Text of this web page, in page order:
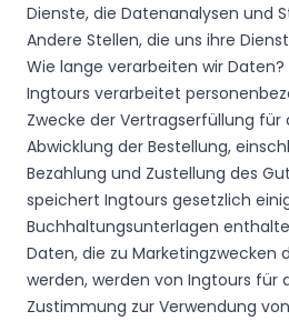
Dienste, die Datenanalysen und
Andere Stellen, die uns ihre
Wie lange verarbeiten wir Daten?
Ingtours verarbeitet
Zwecke der Vertragserfüllung
Abwicklung der Bestellung,
Bezahlung und Zustellung des
speichert Ingtours gesetzlich
Buchhaltungsunterlagen
Daten, die zu Marketingzwecken
werden, werden von Ingtours für
Zustimmung zur Verwendung